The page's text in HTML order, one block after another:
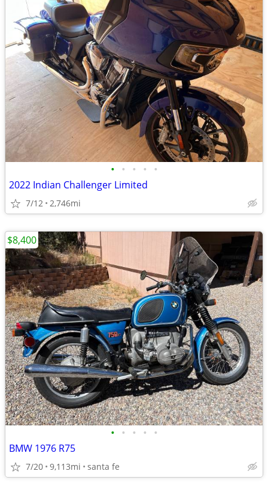
• • • • •
2022 Indian Challenger Limited
7/12 2,746mi
• • • • •
BMW 1976 R75
7/20 9,113mi santa fe
$8,400